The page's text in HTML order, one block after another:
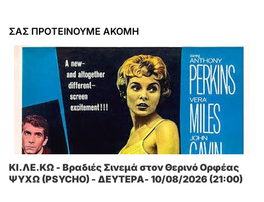
ΣΑΣ ΠΡΟΤΕΙΝΟΥΜΕ ΑΚΟΜΗ
ΚΙ.ΛΕ.ΚΩ - Βραδιές Σινεμά στον Θερινό Ορφέας
ΨΥΧΩ (PSYCHO) - ΔΕΥΤΕΡΑ- 10/08/2026 (21:00)